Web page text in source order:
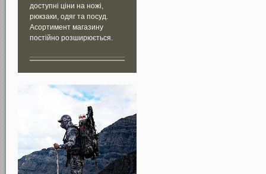
доступні ціни на ножі,
рюкзаки, одяг та посуд.
Асортимент магазину
постійно розширюється.